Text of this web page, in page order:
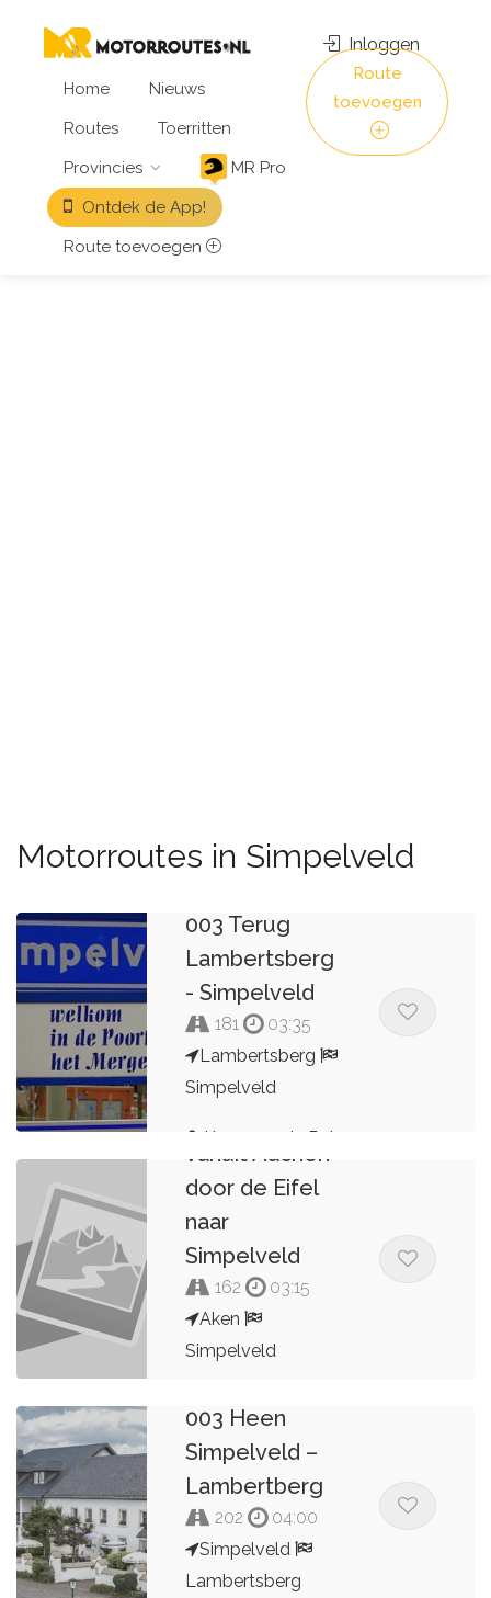
Home
Nieuws
Routes
Toerritten
Provincies
MR Pro
Ontdek de App!
Route toevoegen
Inloggen
Route
toevoegen
Motorroutes in Simpelveld
003 Terug
Lambertsberg
- Simpelveld
181
03:35
Lambertsberg
Simpelveld
Kees van de Pol
vanuit Aachen
door de Eifel
naar
Simpelveld
162
03:15
Aken
Simpelveld
003 Heen
Simpelveld –
Lambertberg
202
04:00
Simpelveld
Lambertsberg